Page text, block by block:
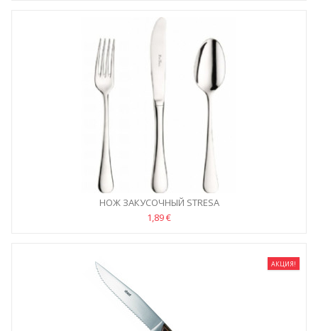
НОЖ ЗАКУСОЧНЫЙ STRESA
1,89 €
АКЦИЯ!